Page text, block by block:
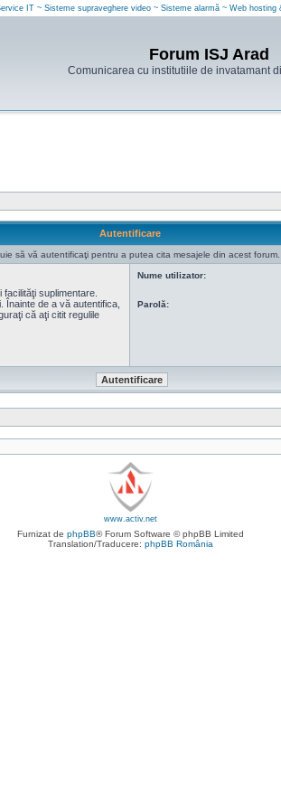
IT ~ Sisteme supraveghere video ~ Sisteme alarmă ~ Web hosting
Forum ISJ Arad
Comunicarea cu institutiile de invatamant
Autentificare
să vă autentificaţi pentru a putea cita mesajele din acest forum.
suplimentare.
de a vă autentifica,
că aţi citit regulile
Nume utilizator:
Parolă:
www.activ.net
Furnizat de phpBB® Forum Software © phpBB Limited
Translation/Traducere: phpBB România